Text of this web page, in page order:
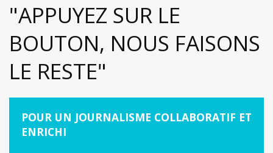
"APPUYEZ SUR LE
BOUTON, NOUS FAISONS
LE RESTE"
POUR UN JOURNALISME COLLABORATIF ET
ENRICHI